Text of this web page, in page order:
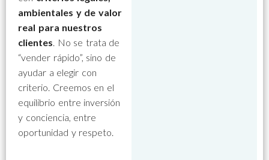
ambientales y de valor
real para nuestros
clientes. No se trata de
“vender rápido”, sino de
ayudar a elegir con
criterio. Creemos en el
equilibrio entre inversión
y conciencia, entre
oportunidad y respeto.